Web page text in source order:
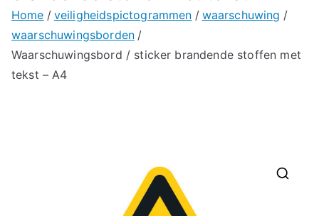
Home veiligheidspictogrammen
waarschuwing
waarschuwingsborden
Waarschuwingsbord / sticker brandende stoffen met
tekst – A4